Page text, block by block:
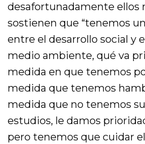
desafortunadamente ellos
sostienen que “tenemos
entre el desarrollo social y
medio ambiente, qué va
medida en que tenemos
medida que tenemos
medida que no tenemos
estudios, le damos
pero tenemos que cuidar